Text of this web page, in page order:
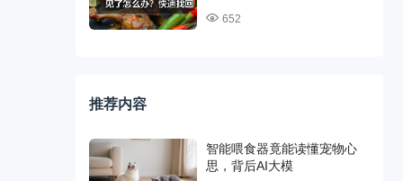
652
推荐内容
智能喂食器竟能读懂宠物心
思，背后AI大模